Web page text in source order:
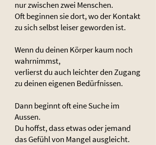
nur zwischen zwei Menschen.
Oft beginnen sie dort, wo der Kontakt
zu sich selbst leiser geworden ist.
Wenn du deinen Körper kaum noch
wahrnimmst,
verlierst du auch leichter den Zugang
zu deinen eigenen Bedürfnissen.
Dann beginnt oft eine Suche im
Aussen.
Du hoffst, dass etwas oder jemand
das Gefühl von Mangel ausgleicht.